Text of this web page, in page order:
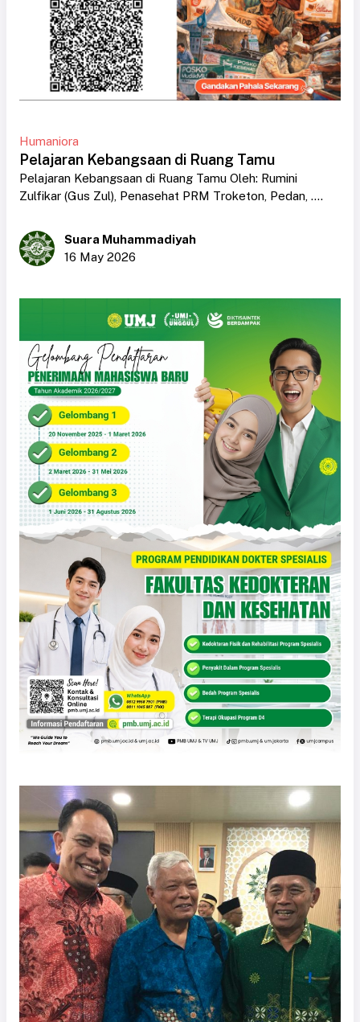
Humaniora
Pelajaran Kebangsaan di Ruang Tamu
Pelajaran Kebangsaan di Ruang Tamu Oleh: Rumini
Zulfikar (Gus Zul), Penasehat PRM Troketon, Pedan, ....
Suara Muhammadiyah
16 May 2026